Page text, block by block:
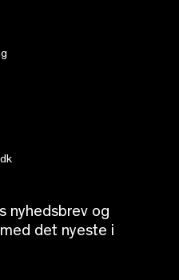
nyhedsbrev og
det nyeste i